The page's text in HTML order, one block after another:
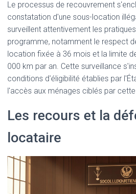
Le processus de recouvrement
constatation d'une sous-location
surveillent attentivement les
programme, notamment le respect
location fixée à 36 mois et la limite
000 km par an. Cette surveillance
conditions d'éligibilité établies par
l'accès aux ménages ciblés par
Les recours et la
locataire